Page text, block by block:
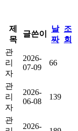
제
목
글쓴이
날
짜
조
회
관
리
자
2026-
07-09
66
관
리
자
2026-
06-08
139
관
2026-